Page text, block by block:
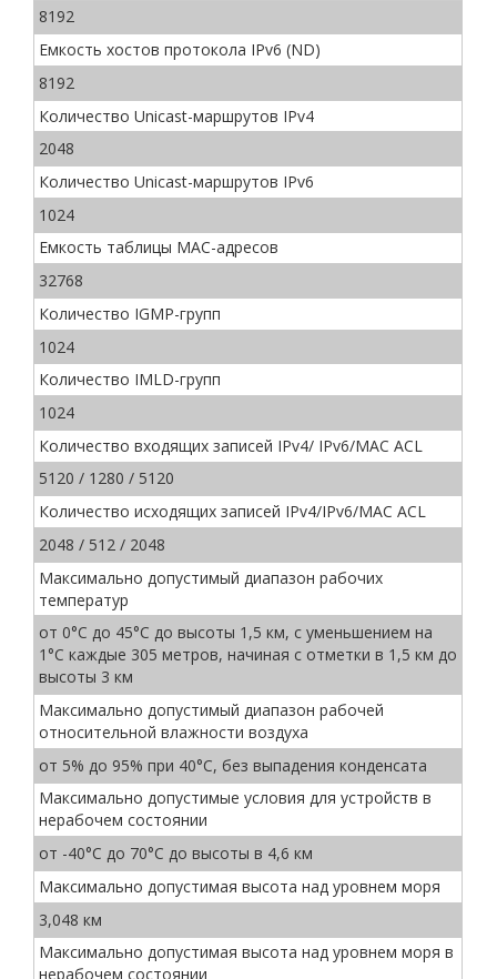
8192
Емкость хостов протокола IPv6 (ND)
8192
Количество Unicast-маршрутов IPv4
2048
Количество Unicast-маршрутов IPv6
1024
Емкость таблицы МАС-адресов
32768
Количество IGMP-групп
1024
Количество IMLD-групп
1024
Количество входящих записей IPv4/ IPv6/MAC ACL
5120 / 1280 / 5120
Количество исходящих записей IPv4/IPv6/MAC ACL
2048 / 512 / 2048
Максимально допустимый диапазон рабочих
температур
от 0°C до 45°C до высоты 1,5 км, с уменьшением на
1°C каждые 305 метров, начиная с отметки в 1,5 км до
высоты 3 км
Максимально допустимый диапазон рабочей
относительной влажности воздуха
от 5% до 95% при 40°C, без выпадения конденсата
Максимально допустимые условия для устройств в
нерабочем состоянии
от -40°C до 70°C до высоты в 4,6 км
Максимально допустимая высота над уровнем моря
3,048 км
Максимально допустимая высота над уровнем моря в
нерабочем состоянии